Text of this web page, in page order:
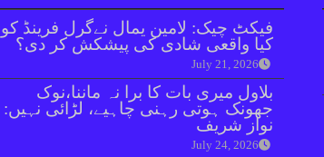
فیکٹ چیک: لامین یمال نےگرل فرینڈ کو
کیا واقعی شادی کی پیشکش کر دی؟
July 21, 2026
بلاول میری بات کا برا نہ ماننا،نوک
جھونک ہوتی رہنی چاہیے، لڑائی نہیں:
نواز شریف
July 24, 2026